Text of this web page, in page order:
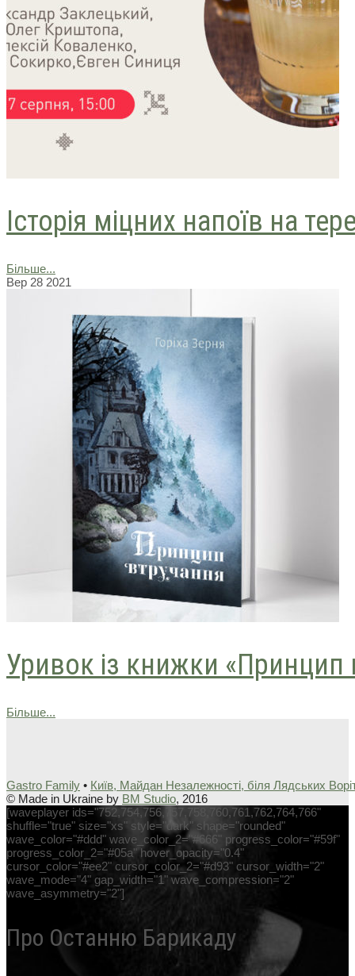
Історія міцних напоїв на
Більше...
Вер 28 2021
Уривок із книжки «Принцип
Більше...
Gastro Family • Київ, Майдан Незалежності, біля Лядських
© Made in Ukraine by BM Studio, 2016
[waveplayer ids="752,754,756,757,758,760,761,762,764,766"
shuffle="true" size="xs" style="dark" shape="rounded"
wave_color="#ddd" wave_color_2="#666" progress_color="#59f"
progress_color_2="#05a" hover_opacity="0.4"
cursor_color="#ee2" cursor_color_2="#d93" cursor_width="2"
wave_mode="4" gap_width="1" wave_compression="2"
wave_asymmetry="2"]
Про Останню Барикаду